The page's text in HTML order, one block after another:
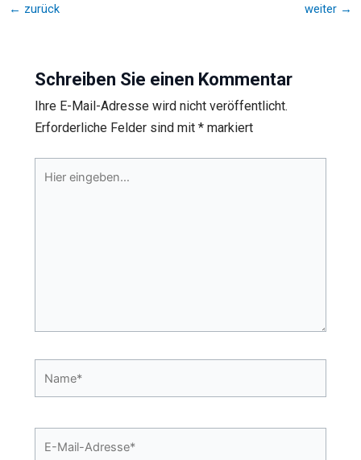
← zurück weiter →
Schreiben Sie einen Kommentar
Ihre E-Mail-Adresse wird nicht veröffentlicht.
Erforderliche Felder sind mit *markiert